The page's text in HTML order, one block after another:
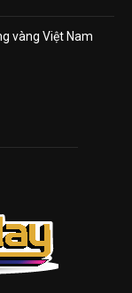
vàng Việt Nam